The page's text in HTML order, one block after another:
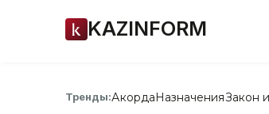
KAZINFORM
Тренды:АкордаНазначенияЗакон